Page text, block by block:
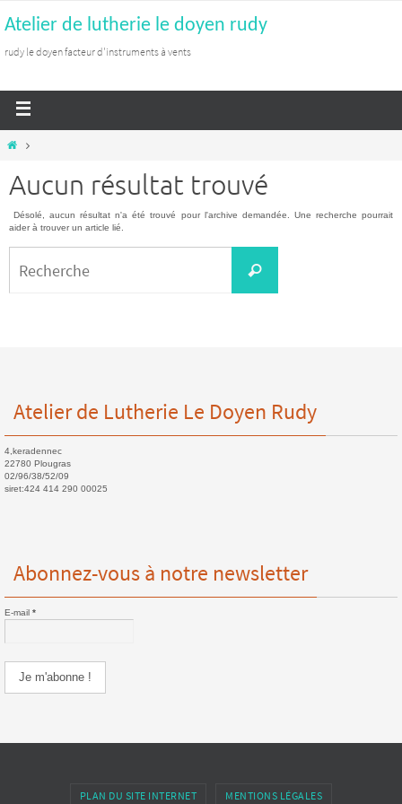
Atelier de lutherie le doyen rudy
rudy le doyen facteur d'instruments à vents
Aucun résultat trouvé
Désolé, aucun résultat n'a été trouvé pour l'archive demandée. Une recherche pourrait
aider à trouver un article lié.
Atelier de Lutherie Le Doyen Rudy
4,keradennec
22780 Plougras
02/96/38/52/09
siret:424 414 290 00025
Abonnez-vous à notre newsletter
E-mail *
PLAN DU SITE INTERNET MENTIONS LÉGALES